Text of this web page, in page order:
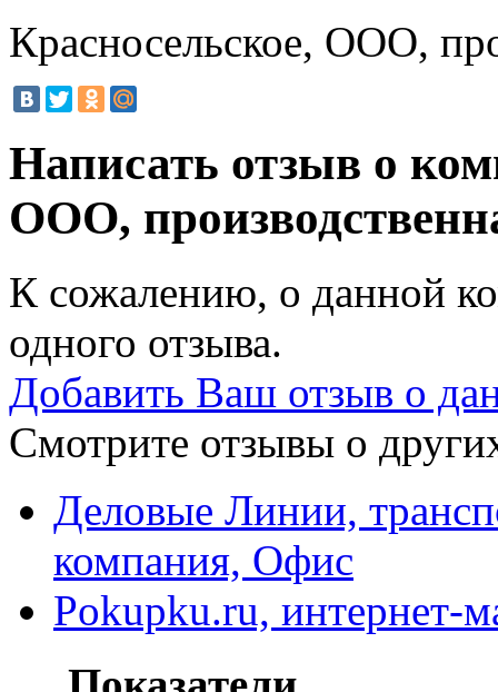
Красносельское, ООО,
Написать отзыв о
ООО,
К сожалению, о данной
одного отзыва.
Добавить Ваш отзыв о
Смотрите отзывы о
Деловые Линии,
компания, Офис
Pokupku.ru, интернет-